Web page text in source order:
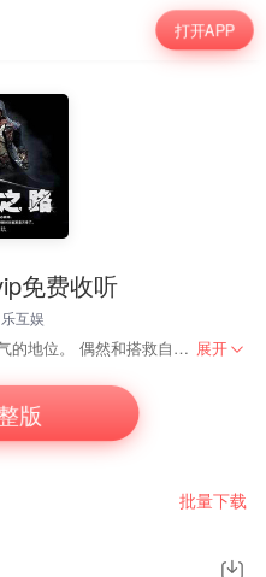
打开APP
免费收听
互娱
这是属于法师的世界，华丽的招式霸气的地位。 偶然和搭救自己的男人达成协议，少年扛起了毁灭世界虐杀神明的担子。 ——————————— “活在这里比死更困难，如果你无法承受，那我们就此永别吧！” “站在血肉横飞的世界面前仍微笑着的你，究竟是看不见，还是早已习惯？” “想活就要杀。” “神爱世人，我必弑神。” “别说相爱了，我们只要不杀掉对方就算是万幸了。” 展开
版
批量下载